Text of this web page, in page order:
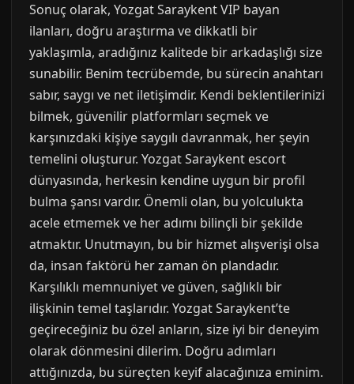
Sonuç olarak, Yozgat Saraykent VIP bayan
ilanları, doğru araştırma ve dikkatli bir
yaklaşımla, aradığınız kalitede bir arkadaşlığı size
sunabilir. Benim tecrübemde, bu sürecin anahtarı
sabır, saygı ve net iletişimdir. Kendi beklentilerinizi
bilmek, güvenilir platformları seçmek ve
karşınızdaki kişiye saygılı davranmak, her şeyin
temelini oluşturur. Yozgat Saraykent escort
dünyasında, herkesin kendine uygun bir profil
bulma şansı vardır. Önemli olan, bu yolculukta
acele etmemek ve her adımı bilinçli bir şekilde
atmaktır. Unutmayın, bu bir hizmet alışverişi olsa
da, insan faktörü her zaman ön plandadır.
Karşılıklı memnuniyet ve güven, sağlıklı bir
ilişkinin temel taşlarıdır. Yozgat Saraykent’te
geçireceğiniz bu özel anların, size iyi bir deneyim
olarak dönmesini dilerim. Doğru adımları
attığınızda, bu süreçten keyif alacağınıza eminim.